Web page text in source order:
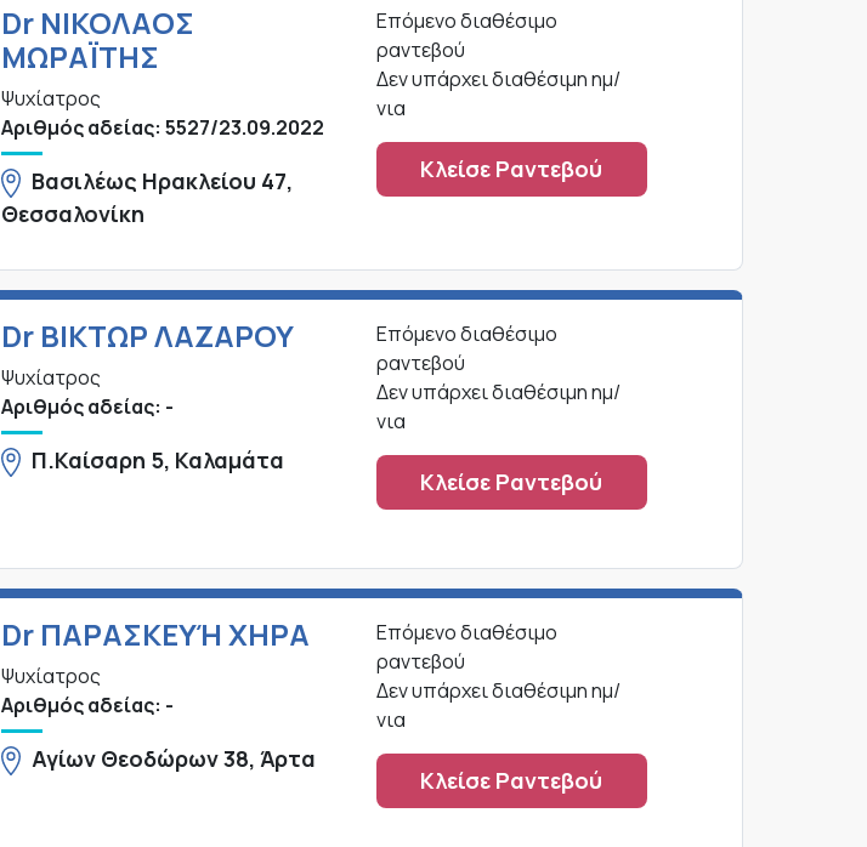
Dr ΝΙΚΟΛΑΟΣ
ΜΩΡΑΪΤΗΣ
Ψυχίατρος
Αριθμός αδείας: 5527/23.09.2022
Βασιλέως Ηρακλείου 47,
Θεσσαλονίκη
Επόμενο διαθέσιμο
ραντεβού
Δεν υπάρχει διαθέσιμη ημ/
νια
Κλείσε Ραντεβού
Dr ΒΙΚΤΩΡ ΛΑΖΑΡΟΥ
Ψυχίατρος
Αριθμός αδείας: -
Π.Καίσαρη 5, Καλαμάτα
Επόμενο διαθέσιμο
ραντεβού
Δεν υπάρχει διαθέσιμη ημ/
νια
Κλείσε Ραντεβού
Dr ΠΑΡΑΣΚΕΥΉ ΧΗΡΑ
Ψυχίατρος
Αριθμός αδείας: -
Αγίων Θεοδώρων 38, Άρτα
Επόμενο διαθέσιμο
ραντεβού
Δεν υπάρχει διαθέσιμη ημ/
νια
Κλείσε Ραντεβού